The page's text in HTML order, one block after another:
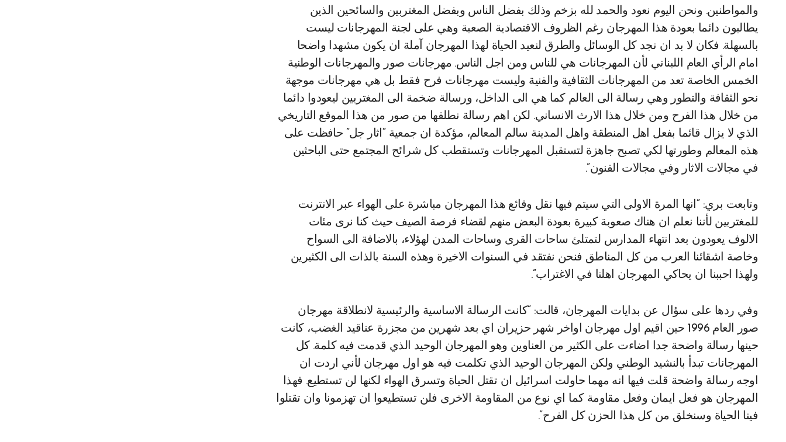
والمواطنين. ونحن اليوم نعود والحمد لله بزخم وذلك بفضل الناس وبفضل المغتربين والسائحين الذين
يطالبون دائما بعودة هذا المهرجان رغم الظروف الاقتصادية الصعبة وهي على لجنة المهرجانات ليست
بالسهلة. فكان لا بد ان نجد كل الوسائل والطرق لنعيد الحياة لهذا المهرجان آملة ان يكون مشهدا واضحا
امام الرأي العام اللبناني لأن المهرجانات هي للناس ومن اجل الناس. مهرجانات صور والمهرجانات الوطنية
الخمس الخاصة تعد من المهرجانات الثقافية والفنية وليست مهرجانات فرح فقط بل هي مهرجانات موجهة
نحو الثقافة والتطور وهي رسالة الى العالم كما هي الى الداخل، ورسالة ضخمة الى المغتربين ليعودوا دائما
من خلال هذا الفرح ومن خلال هذا الارث الانساني. لكن اهم رسالة نطلقها من صور من هذا الموقع التاريخي
الذي لا يزال قائما بفعل اهل المنطقة واهل المدينة سالم المعالم، مؤكدة ان جمعية “اثار جل” حافظت على
هذه المعالم وطورتها لكي تصبح جاهزة لتستقبل المهرجانات وتستقطب كل شرائح المجتمع حتى الباحثين
في مجالات الاثار وفي مجالات الفنون”.
وتابعت بري: “انها المرة الاولى التي سيتم فيها نقل وقائع هذا المهرجان مباشرة على الهواء عبر الانترنت
للمغتربين لأننا نعلم ان هناك صعوبة كبيرة بعودة البعض منهم لقضاء فرصة الصيف حيث كنا نرى مئات
الالوف يعودون بعد انتهاء المدارس لتمتلئ ساحات القرى وساحات المدن لهؤلاء، بالاضافة الى السواح
وخاصة اشقائنا العرب من كل المناطق فنحن نفتقد في السنوات الاخيرة وهذه السنة بالذات الى الكثيرين
ولهذا احببنا ان يحاكي المهرجان اهلنا في الاغتراب”.
وفي ردها على سؤال عن بدايات المهرجان، قالت: “كانت الرسالة الاساسية والرئيسية لانطلاقة مهرجان
صور العام 1996 حين اقيم اول مهرجان اواخر شهر حزيران اي بعد شهرين من مجزرة عناقيد الغضب، كانت
حينها رسالة واضحة جدا اضاءت على الكثير من العناوين وهو المهرجان الوحيد الذي قدمت فيه كلمة. كل
المهرجانات تبدأ بالنشيد الوطني ولكن المهرجان الوحيد الذي تكلمت فيه هو اول مهرجان لأني اردت ان
اوجه رسالة واضحة قلت فيها انه مهما حاولت اسرائيل ان تقتل الحياة وتسرق الهواء لكنها لن تستطيع. فهذا
المهرجان هو فعل ايمان وفعل مقاومة كما اي نوع من المقاومة الاخرى فلن تستطيعوا ان تهزمونا وان تقتلوا
فينا الحياة وسنخلق من كل هذا الحزن كل الفرح”.